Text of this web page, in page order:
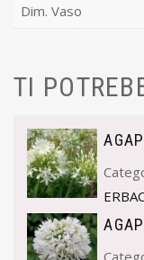
Dim. Vaso
TI